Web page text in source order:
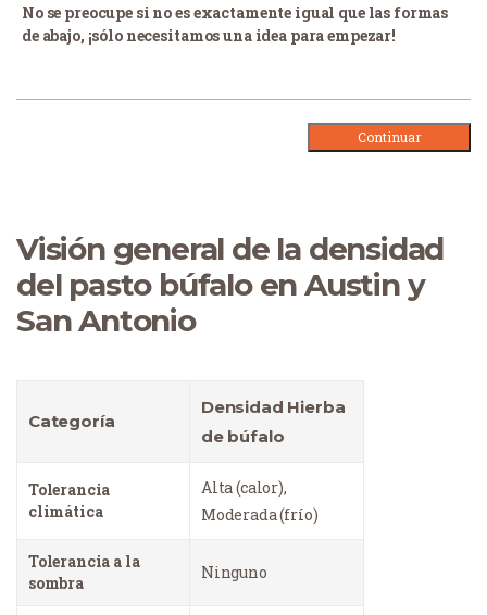
No se preocupe si no es exactamente igual que las formas
de abajo, ¡sólo necesitamos una idea para empezar!
Visión general de la densidad
del pasto búfalo en Austin y
San Antonio
Categoría
Densidad Hierba
de búfalo
Tolerancia
climática
Alta (calor),
Moderada (frío)
Tolerancia a la
sombra
Ninguno